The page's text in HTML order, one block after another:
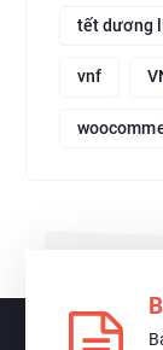
tết dương
vnf